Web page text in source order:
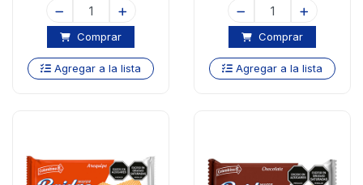
Comprar
Agregar a la lista
Comprar
Agregar a la lista